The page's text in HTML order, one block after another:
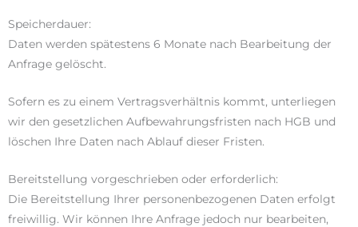
Speicherdauer:
Daten werden spätestens 6 Monate nach Bearbeitung der
Anfrage gelöscht.
Sofern es zu einem Vertragsverhältnis kommt, unterliegen
wir den gesetzlichen Aufbewahrungsfristen nach HGB und
löschen Ihre Daten nach Ablauf dieser Fristen.
Bereitstellung vorgeschrieben oder erforderlich:
Die Bereitstellung Ihrer personenbezogenen Daten erfolgt
freiwillig. Wir können Ihre Anfrage jedoch nur bearbeiten,